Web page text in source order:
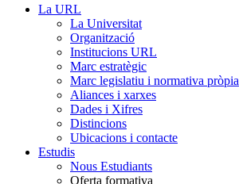
La URL
La Universitat
Organització
Institucions URL
Marc estratègic
Marc legislatiu i normativa pròpia
Aliances i xarxes
Dades i Xifres
Distincions
Ubicacions i contacte
Estudis
Nous Estudiants
Oferta formativa